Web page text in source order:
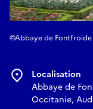
©Abbaye de Fontfroide
Localisation
Abbaye de
Occitanie,